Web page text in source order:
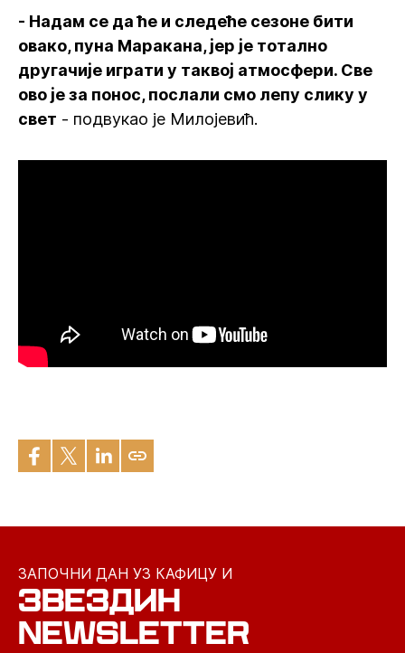
- Надам се да ће и следеће сезоне бити
овако, пуна Маракана, јер је тотално
другачије играти у таквој атмосфери. Све
ово је за понос, послали смо лепу слику у
свет - подвукао је Милојевић.
ЗАПОЧНИ ДАН УЗ КАФИЦУ И
ЗВЕЗДИН
NEWSLETTER